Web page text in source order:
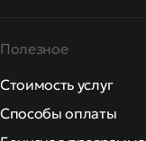
Полезное
Стоимость услуг
Способы оплаты